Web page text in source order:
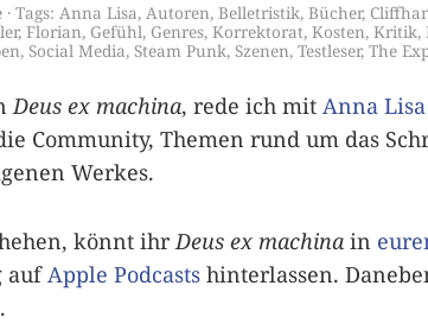
Tags: Anna Lisa, Autoren, Belletristik, Bücher,
, Florian, Gefühl, Genres, Korrektorat, Kosten, Kritik,
, Social Media, Steam Punk, Szenen, Testleser, The
Deus ex machina, rede ich mit Anna Lisa
Community, Themen rund um das
Werkes.
könnt ihrDeus ex machina in
aufApple Podcasts hinterlassen.